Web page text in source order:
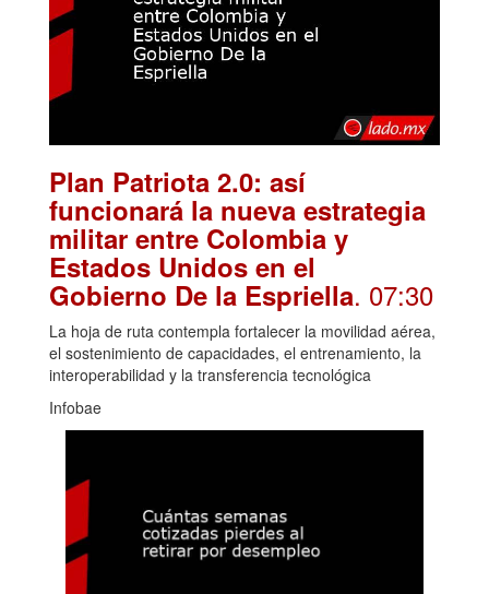
Plan Patriota 2.0: así
funcionará la nueva estrategia
militar entre Colombia y
Estados Unidos en el
Gobierno De la Espriella. 07:30
La hoja de ruta contempla fortalecer la movilidad aérea,
el sostenimiento de capacidades, el entrenamiento, la
interoperabilidad y la transferencia tecnológica
Infobae